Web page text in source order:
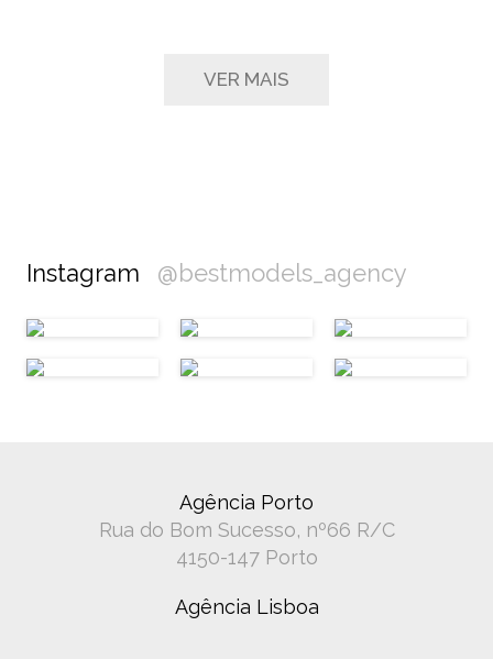
VER MAIS
Instagram @bestmodels_agency
Agência Porto
Rua do Bom Sucesso, nº66 R/C
4150-147 Porto
Agência Lisboa